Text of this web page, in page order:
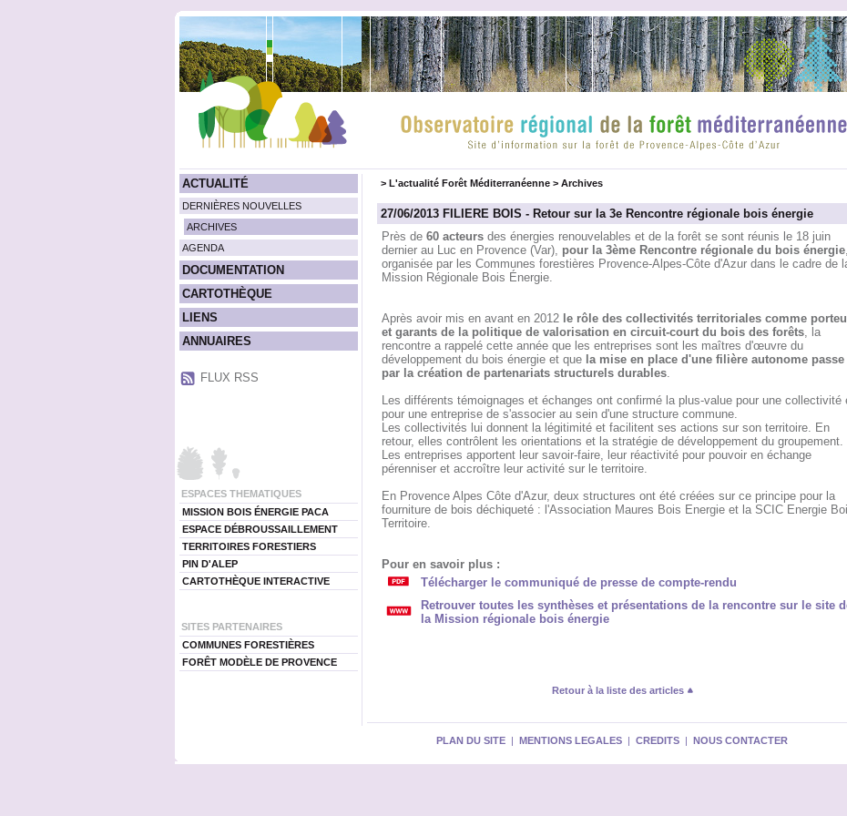
ACTUALITÉ
DERNIÈRES NOUVELLES
ARCHIVES
AGENDA
DOCUMENTATION
CARTOTHÈQUE
LIENS
ANNUAIRES
FLUX RSS
ESPACES THEMATIQUES
MISSION BOIS ÉNERGIE PACA
ESPACE DÉBROUSSAILLEMENT
TERRITOIRES FORESTIERS
PIN D'ALEP
CARTOTHÈQUE INTERACTIVE
SITES PARTENAIRES
COMMUNES FORESTIÈRES
FORÊT MODÈLE DE PROVENCE
> L'actualité Forêt Méditerranéenne> Archives
27/06/2013 FILIERE BOIS - Retour sur la 3e Rencontre régionale bois énergie
Près de 60 acteursdes énergies renouvelables et de la forêt se sont réunis le 18 juin
dernier au Luc en Provence (Var), pour la 3ème Rencontre régionale du bois énergie,
organisée par les Communes forestières Provence-Alpes-Côte d'Azur dans le cadre de
Mission Régionale Bois Énergie.
Après avoir mis en avant en 2012 le rôle des collectivités territoriales comme
et garants de la politique de valorisation en circuit-court du bois des forêts, la
rencontre a rappelé cette année que les entreprises sont les maîtres d'œuvre du
développement du bois énergie et que la mise en place d'une filière autonome passe
par la création de partenariats structurels durables.
Les différents témoignages et échanges ont confirmé la plus-value pour une collectivité
pour une entreprise de s'associer au sein d'une structure commune.
Les collectivités lui donnent la légitimité et facilitent ses actions sur son territoire. En
retour, elles contrôlent les orientations et la stratégie de développement du groupement.
Les entreprises apportent leur savoir-faire, leur réactivité pour pouvoir en échange
pérenniser et accroître leur activité sur le territoire.
En Provence Alpes Côte d'Azur, deux structures ont été créées sur ce principe pour la
fourniture de bois déchiqueté : l'Association Maures Bois Energie et la SCIC Energie
Territoire.
Pour en savoir plus :
Télécharger le communiqué de presse de compte-rendu
Retrouver toutes les synthèses et présentations de la rencontre sur le site
la Mission régionale bois énergie
Retour à la liste des articles
PLAN DU SITE | MENTIONS LEGALES | CREDITS | NOUS CONTACTER